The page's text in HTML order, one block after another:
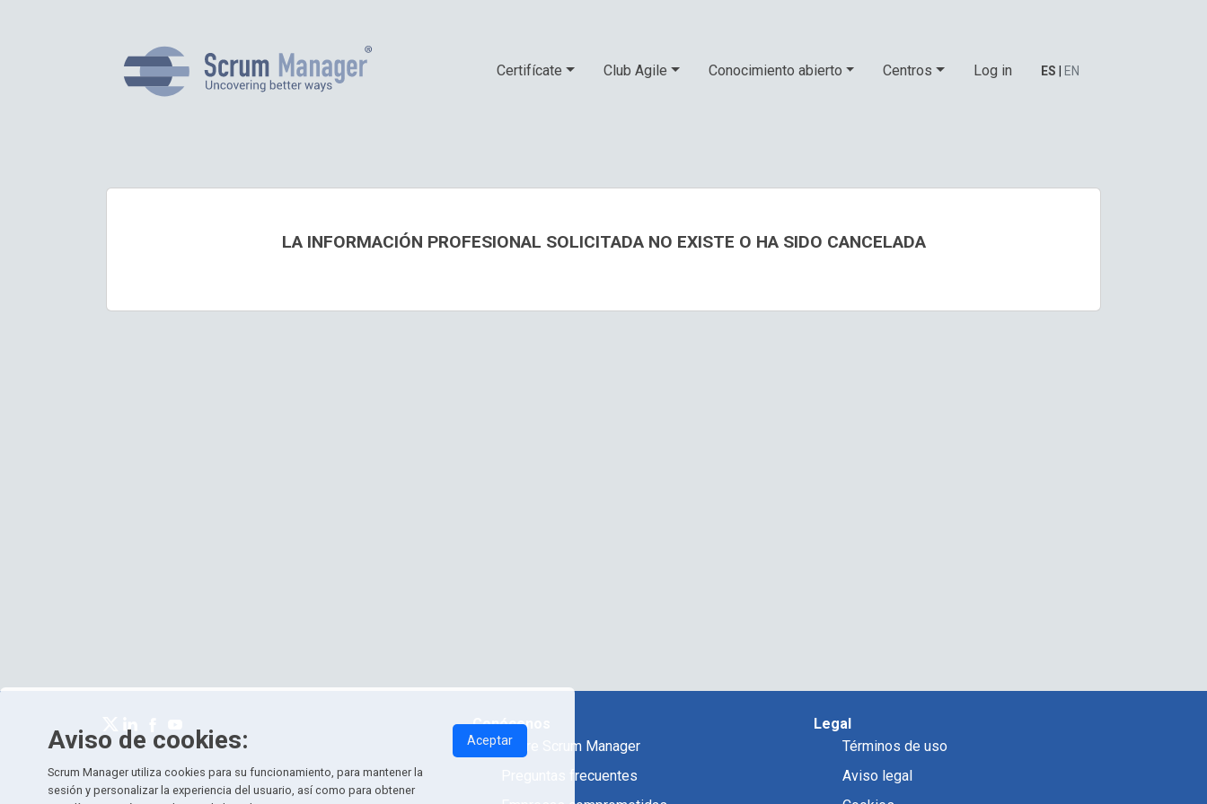
Certifícate Club Agile Conocimiento abierto Centros Log in ES EN
LA INFORMACIÓN PROFESIONAL SOLICITADA NO EXISTE O HA SIDO CANCELADA
Conócenos
Sobre Scrum Manager
Preguntas frecuentes
Legal
Términos de uso
Aviso legal
Aviso de cookies:
Scrum Manager utiliza cookies para su funcionamiento, para mantener la
sesión y personalizar la experiencia del usuario, así como para obtener
Aceptar